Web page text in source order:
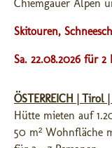
Chiemgauer Alpen
Skitouren,
Sa. 22.08.2026 für
ÖSTERREICH | Tirol
Hütte mieten auf
50 m² Wohnfläche